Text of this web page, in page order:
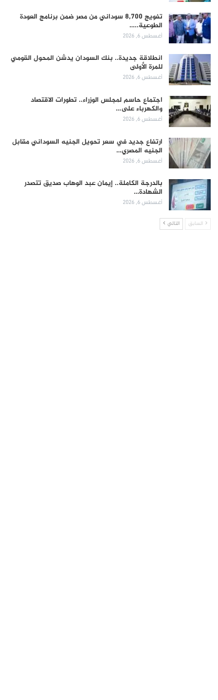
تفويج 8,700 سوداني من مصر ضمن برنامج العودة
الطوعية..…
أغسطس 6, 2026
انطلاقة جديدة.. بنك السودان يدشن المحول القومي
للمرة الأولى
أغسطس 6, 2026
اجتماع حاسم لمجلس الوزراء.. تطورات الاقتصاد
والكهرباء على…
أغسطس 6, 2026
ارتفاع جديد في سعر تحويل الجنيه السوداني مقابل
الجنيه المصري…
أغسطس 6, 2026
بالدرجة الكاملة.. إيمان عبد الوهاب صديق تتصدر
الشهادة…
أغسطس 6, 2026
السابق التالي